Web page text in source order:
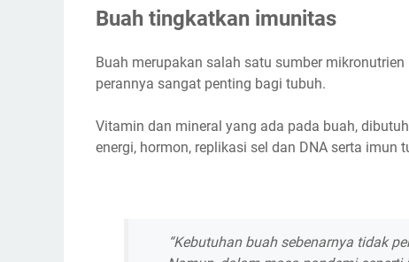
Buah tingkatkan imunitas
Buah merupakan salah satu sumber
perannya sangat penting bagi tubuh.
Vitamin dan mineral yang ada pada buah,
energi, hormon, replikasi sel dan DNA serta imun
“Kebutuhan buah sebenarnya tidak